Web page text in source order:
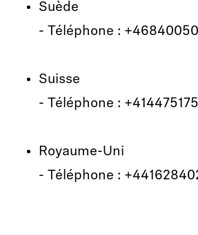
Suède
- Téléphone :
Suisse
- Téléphone :
Royaume-Uni
- Téléphone :